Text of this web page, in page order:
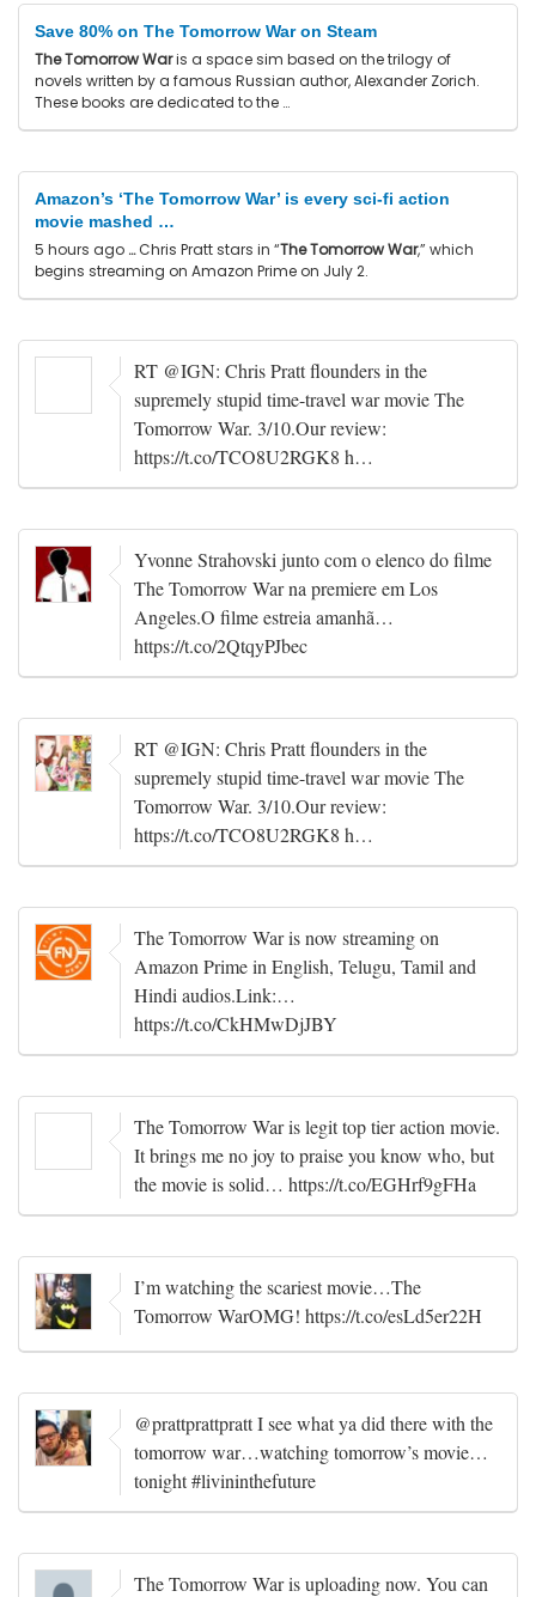
Save 80% on The Tomorrow War on Steam
The Tomorrow Waris a space sim based on the trilogy of
novels written by a famous Russian author, Alexander Zorich.
These books are dedicated to the …
Amazon’s ‘The Tomorrow War’ is every sci-fi action
movie mashed …
5 hours ago …Chris Pratt stars in “The Tomorrow War,” which
begins streaming on Amazon Prime on July 2.
RT @IGN: Chris Pratt flounders in the
supremely stupid time-travel war movie The
Tomorrow War. 3/10.Our review:
https://t.co/TCO8U2RGK8 h…
Yvonne Strahovski junto com o elenco do filme
The Tomorrow War na premiere em Los
Angeles.O filme estreia amanhã…
https://t.co/2QtqyPJbec
RT @IGN: Chris Pratt flounders in the
supremely stupid time-travel war movie The
Tomorrow War. 3/10.Our review:
https://t.co/TCO8U2RGK8 h…
The Tomorrow War is now streaming on
Amazon Prime in English, Telugu, Tamil and
Hindi audios.Link:…
https://t.co/CkHMwDjJBY
The Tomorrow War is legit top tier action movie.
It brings me no joy to praise you know who, but
the movie is solid… https://t.co/EGHrf9gFHa
I’m watching the scariest movie…The
Tomorrow WarOMG! https://t.co/esLd5er22H
@prattprattpratt I see what ya did there with the
tomorrow war…watching tomorrow’s movie…
tonight #livininthefuture
The Tomorrow War is uploading now. You can